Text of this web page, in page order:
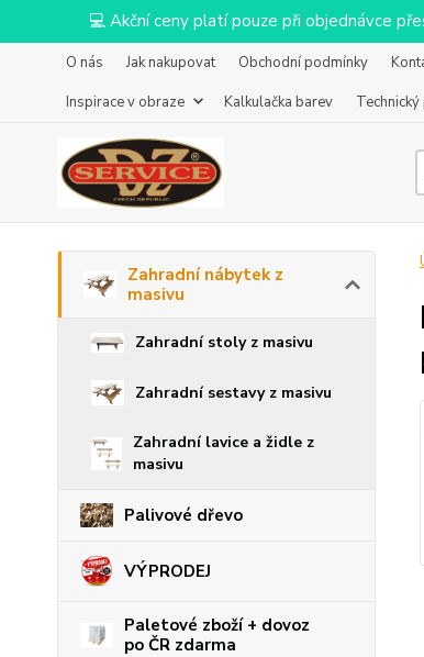
💻 Akční ceny platí pouze při objednávce
O nás Jak nakupovat Obchodní podmínky
Inspirace v obraze
Kalkulačka barev
Zahradní nábytek z
masivu
Zahradní stoly z masivu
Zahradní sestavy z masivu
Zahradní lavice a židle z
masivu
Palivové dřevo
VÝPRODEJ
Paletové zboží + dovoz
po ČR zdarma